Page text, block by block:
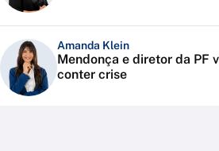
Amanda Klein
Mendonça e diretor da PF
conter crise